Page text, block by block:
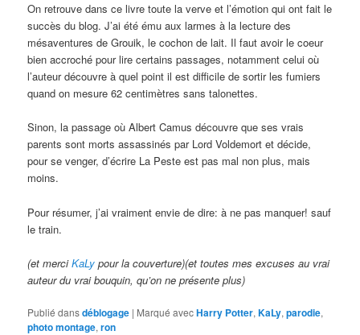
On retrouve dans ce livre toute la verve et l’émotion qui ont fait le
succès du blog. J’ai été ému aux larmes à la lecture des
mésaventures de Grouik, le cochon de lait. Il faut avoir le coeur
bien accroché pour lire certains passages, notamment celui où
l’auteur découvre à quel point il est difficile de sortir les fumiers
quand on mesure 62 centimètres sans talonettes.
Sinon, la passage où Albert Camus découvre que ses vrais
parents sont morts assassinés par Lord Voldemort et décide,
pour se venger, d’écrire La Peste est pas mal non plus, mais
moins.
Pour résumer, j’ai vraiment envie de dire: à ne pas manquer! sauf
le train.
(et merciKaLy pour la couverture)(et toutes mes excuses au vrai
auteur du vrai bouquin, qu’on ne présente plus)
Publié dansdéblogage | Marqué avecHarry Potter,KaLy,parodie,
photo montage,ron